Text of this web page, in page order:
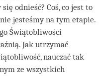
odnieść? Coś, co jest to
jesteśmy na tym etapie.
Świątobliwości
Jak utrzymać
nauczać tak
ze wszystkich